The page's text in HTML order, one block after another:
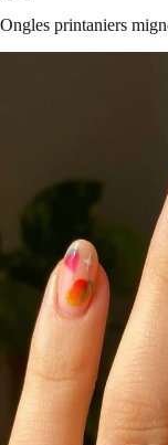
Ongles printaniers